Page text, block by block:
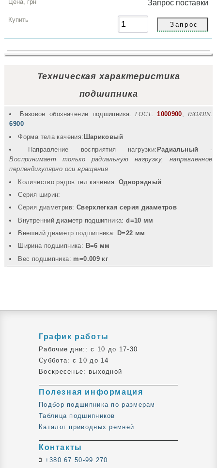
Запрос поставки
Техническая характеристика
подшипника
Базовое обозначение подшипника: ГОСТ: 1000900,ISO/DIN:
6900
Форма тела качения: Шариковый
Направление восприятия нагрузки: Радиальный
-
Воспринимает только радиальную нагрузку, направленное
перпендикулярно оси вращения
Количество рядов тел качения: Однорядный
Серия ширин:
Серия диаметрив: Сверхлегкая серия диаметров
Внутренний диаметр подшипника:d=10 мм
Внешний диаметр подшипника: D=22 мм
Ширина подшипника: B=6 мм
Вec подшипника: m=0.009 кг
График работы
Рабочие дни:: c 10 до 17-30
Суббота: c 10 до 14
Воскресенье: выходной
Полезная информация
Подбор подшипника по размерам
Таблица подшипников
Каталог приводных ремней
Контакты
+380 67 50-99 270